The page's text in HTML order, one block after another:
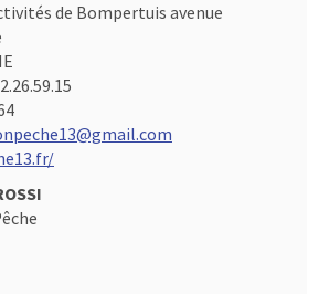
de Bompertuis avenue